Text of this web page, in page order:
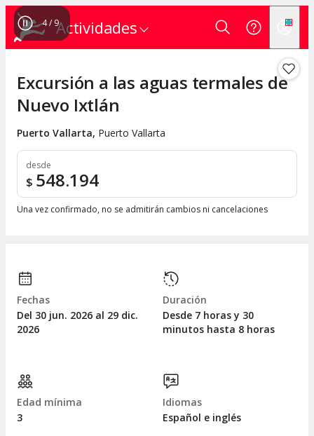
Actividades
4/ 9
Excursión a las aguas termales de
Nuevo Ixtlán
Puerto Vallarta, Puerto Vallarta
desde
$ 548.194
Una vez confirmado, no se admitirán cambios ni cancelaciones
Fechas
Del 30 jun. 2026 al 29 dic.
2026
Duración
Desde 7 horas y 30
minutos hasta 8 horas
Edad mínima
3
Idiomas
Español e inglés